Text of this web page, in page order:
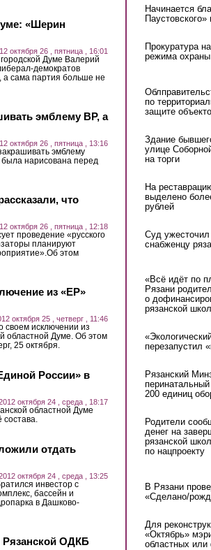
«Шерин
октября 26 , пятница , 16:01
Думе Валерий
демократов
а сама партия больше не
эмблему BP, а
октября 26 , пятница , 13:16
эмблему
нарисована перед
что
октября 26 , пятница , 12:18
проведение «русского
планируют
этом
из «ЕР»
октября 25 , четверг , 11:46
своем исключении из
областной Думе. Об этом
25 октября.
России» в
октября 24 , среда , 18:17
областной Думе
состава.
отдать
октября 24 , среда , 13:25
инвестор с
бассейн и
в Дашково-
Рязанской ОДКБ
Начинается
Прокуратура
режима охраны
по
защите
Здание
улице
на торги
На
выделено
рублей
Суд ужесточил
снабженцу
«Всё идёт по
Рязани
о
рязанской
перезапустил
Рязанский
200 единиц
Родители
денег на
рязанской
по нацпроекту
В Рязани
«Сделано/
Для
«Октябрь»
областных